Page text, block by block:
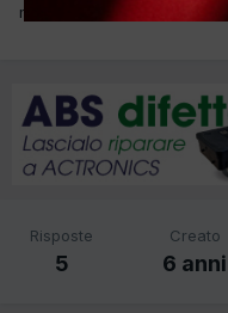
merito? Grazie e saluti.
Risposte
5
Creato
6 anni